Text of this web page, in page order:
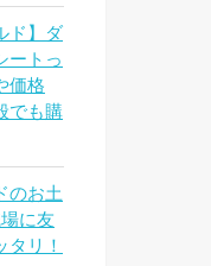
ド】ダ
ートっ
価格
でも購
のお土
に友
タリ！